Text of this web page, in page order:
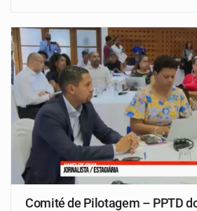
Comité de Pilotagem – PPTD